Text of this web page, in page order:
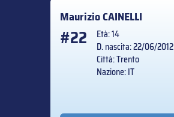
MaurizioCAINELLI
#22
Età: 14
D. nascita: 22/06/2012
Città: Trento
Nazione: IT